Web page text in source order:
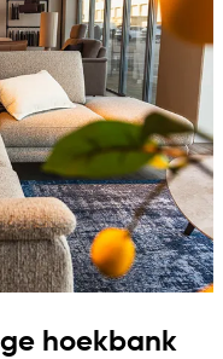
hoekbank